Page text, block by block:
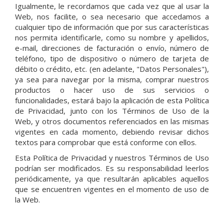
Igualmente, le recordamos que cada vez que al usar la
Web, nos facilite, o sea necesario que accedamos a
cualquier tipo de información que por sus características
nos permita identificarle, como su nombre y apellidos,
e-mail, direcciones de facturación o envío, número de
teléfono, tipo de dispositivo o número de tarjeta de
débito o crédito, etc. (en adelante, "Datos Personales"),
ya sea para navegar por la misma, comprar nuestros
productos o hacer uso de sus servicios o
funcionalidades, estará bajo la aplicación de esta Política
de Privacidad, junto con los Términos de Uso de la
Web, y otros documentos referenciados en las mismas
vigentes en cada momento, debiendo revisar dichos
textos para comprobar que está conforme con ellos.
Esta Política de Privacidad y nuestros Términos de Uso
podrían ser modificados. Es su responsabilidad leerlos
periódicamente, ya que resultarán aplicables aquellos
que se encuentren vigentes en el momento de uso de
la Web.